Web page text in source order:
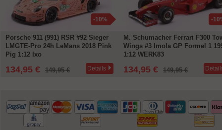
-10%
Porsche 911 (991) RSR #92 Sieger
LMGTE-Pro 24h LeMans 2018 Pink
Pig 1:12 Ixo
134,95 € 149,95 € Details
-
M. Schumacher Ferrari F300
Wings #3 Imola GP Formel 1
1:12 WERK83
134,95 € 149,95 €